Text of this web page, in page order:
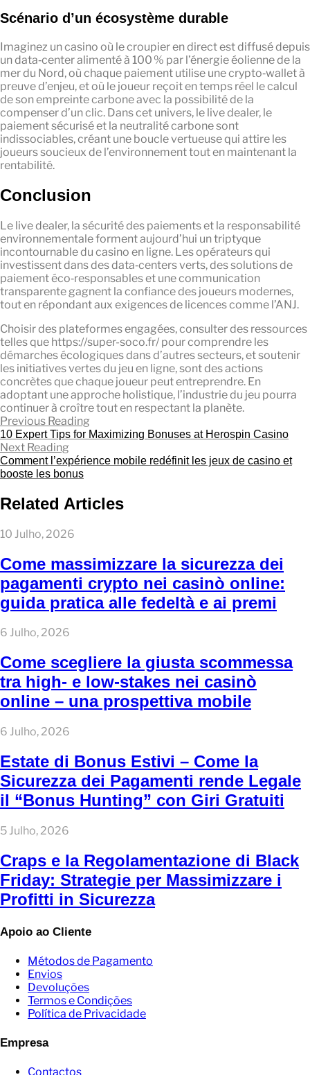
Scénario d’un écosystème durable
Imaginez un casino où le croupier en direct est diffusé depuis
un data‑center alimenté à 100 % par l’énergie éolienne de la
mer du Nord, où chaque paiement utilise une crypto‑wallet à
preuve d’enjeu, et où le joueur reçoit en temps réel le calcul
de son empreinte carbone avec la possibilité de la
compenser d’un clic. Dans cet univers, le live dealer, le
paiement sécurisé et la neutralité carbone sont
indissociables, créant une boucle vertueuse qui attire les
joueurs soucieux de l’environnement tout en maintenant la
rentabilité.
Conclusion
Le live dealer, la sécurité des paiements et la responsabilité
environnementale forment aujourd’hui un triptyque
incontournable du casino en ligne. Les opérateurs qui
investissent dans des data‑centers verts, des solutions de
paiement éco‑responsables et une communication
transparente gagnent la confiance des joueurs modernes,
tout en répondant aux exigences de licences comme l’ANJ.
Choisir des plateformes engagées, consulter des ressources
telles que https://super-soco.fr/ pour comprendre les
démarches écologiques dans d’autres secteurs, et soutenir
les initiatives vertes du jeu en ligne, sont des actions
concrètes que chaque joueur peut entreprendre. En
adoptant une approche holistique, l’industrie du jeu pourra
continuer à croître tout en respectant la planète.
Previous Reading
10 Expert Tips for Maximizing Bonuses at Herospin Casino
Next Reading
Comment l’expérience mobile redéfinit les jeux de casino et
booste les bonus
Related Articles
10 Julho, 2026
Come massimizzare la sicurezza dei
pagamenti crypto nei casinò online:
guida pratica alle fedeltà e ai premi
6 Julho, 2026
Come scegliere la giusta scommessa
tra high‑ e low‑stakes nei casinò
online – una prospettiva mobile
6 Julho, 2026
Estate di Bonus Estivi – Come la
Sicurezza dei Pagamenti rende Legale
il “Bonus Hunting” con Giri Gratuiti
5 Julho, 2026
Craps e la Regolamentazione di Black
Friday: Strategie per Massimizzare i
Profitti in Sicurezza
Apoio ao Cliente
Métodos de Pagamento
Envios
Devoluções
Termos e Condições
Política de Privacidade
Empresa
Contactos